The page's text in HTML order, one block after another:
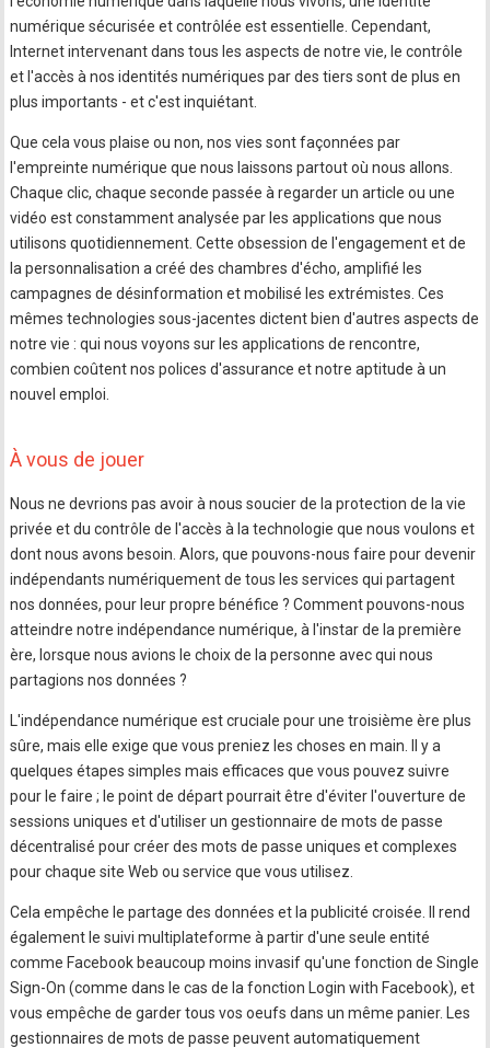
numérique sécurisée et contrôlée est essentielle. Cependant,
Internet intervenant dans tous les aspects de notre vie, le contrôle
et l'accès à nos identités numériques par des tiers sont de plus en
plus importants - et c'est inquiétant.
Que cela vous plaise ou non, nos vies sont façonnées par
l'empreinte numérique que nous laissons partout où nous allons.
Chaque clic, chaque seconde passée à regarder un article ou une
vidéo est constamment analysée par les applications que nous
utilisons quotidiennement. Cette obsession de l'engagement et de
la personnalisation a créé des chambres d'écho, amplifié les
campagnes de désinformation et mobilisé les extrémistes. Ces
mêmes technologies sous-jacentes dictent bien d'autres aspects de
notre vie : qui nous voyons sur les applications de rencontre,
combien coûtent nos polices d'assurance et notre aptitude à un
nouvel emploi.
À vous de jouer
Nous ne devrions pas avoir à nous soucier de la protection de la vie
privée et du contrôle de l'accès à la technologie que nous voulons et
dont nous avons besoin. Alors, que pouvons-nous faire pour devenir
indépendants numériquement de tous les services qui partagent
nos données, pour leur propre bénéfice ? Comment pouvons-nous
atteindre notre indépendance numérique, à l'instar de la première
ère, lorsque nous avions le choix de la personne avec qui nous
partagions nos données ?
L'indépendance numérique est cruciale pour une troisième ère plus
sûre, mais elle exige que vous preniez les choses en main. Il y a
quelques étapes simples mais efficaces que vous pouvez suivre
pour le faire ; le point de départ pourrait être d'éviter l'ouverture de
sessions uniques et d'utiliser un gestionnaire de mots de passe
décentralisé pour créer des mots de passe uniques et complexes
pour chaque site Web ou service que vous utilisez.
Cela empêche le partage des données et la publicité croisée. Il rend
également le suivi multiplateforme à partir d'une seule entité
comme Facebook beaucoup moins invasif qu'une fonction de Single
Sign-On (comme dans le cas de la fonction Login with Facebook), et
vous empêche de garder tous vos oeufs dans un même panier. Les
gestionnaires de mots de passe peuvent automatiquement